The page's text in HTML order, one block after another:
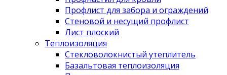
Профлист для забора и ограждений
Стеновой и несущий профлист
Лист плоский
Теплоизоляция
Стекловолокнистый утеплитель
Базальтовая теплоизоляция